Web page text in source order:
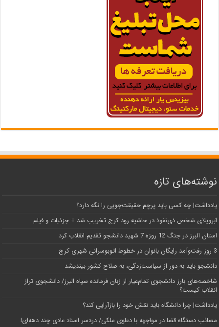
نوشته‌های تازه
یادداشت| ‌چه کسی باید پرچم حقیقت‌جویی را نگه دارد؟
اَبَر‌ویلای شخص ذی‌نفوذ در حاشیه‌ رود کرج تخریب شد + جزئیات و فیلم
استان البرز در جنگ 12 روزه 7 شهید دانشجو تقدیم انقلاب کرد
3 روز رفت‌وآمد رایگان بانوان در خطوط اتوبوسرانی شهری کرج
دانشجو باید به دور از سیاست‌زدگی، به صلاح کشور بیندیشد
شاخصه‌های بارز دانشجوی تمام‌عیار از زبان فرمانده سپاه البرز/ دانشجوی تراز
انقلاب کیست؟
یادداشت| چرا دانشگاه باید نقش خود را بازآرایی کند؟
مصائب دستگاه قضا در مواجهه با دعاوی ملکی/ دردسر اسناد عادی چند‌ دهه‌ای!